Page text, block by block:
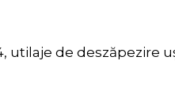
utilaje de deszăpezire